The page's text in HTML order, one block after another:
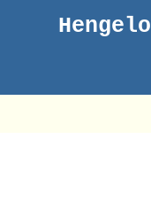
Hengelo